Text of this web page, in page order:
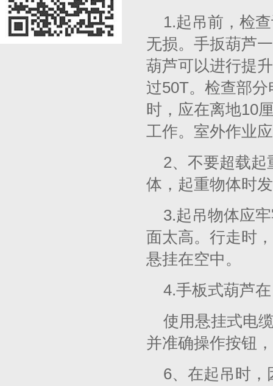
1.起吊前，检
无损。手扳葫芦
葫芦可以进行提
过50T。检查部
时，应在离地10
工作。室外作业
2、不要超载起
体，起重物体时
3.起吊物体应
面太高。行走时
悬挂在空中。
4.手板式葫芦
使用悬挂式电
并准确操作按钮
6、在起吊时，